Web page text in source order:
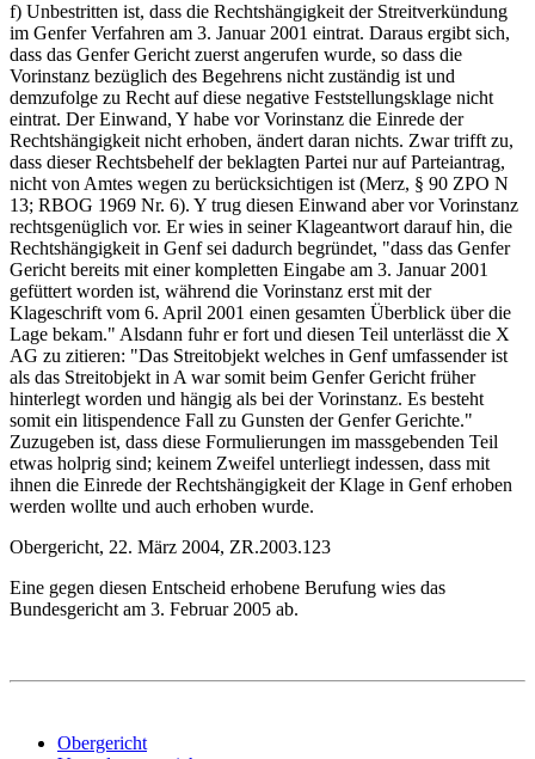
f) Unbestritten ist, dass die Rechtshängigkeit der Streitverkündung
im Genfer Verfahren am 3. Januar 2001 eintrat. Daraus ergibt sich,
dass das Genfer Gericht zuerst angerufen wurde, so dass die
Vorinstanz bezüglich des Begehrens nicht zuständig ist und
demzufolge zu Recht auf diese negative Feststellungsklage nicht
eintrat. Der Einwand, Y habe vor Vorinstanz die Einrede der
Rechtshängigkeit nicht erhoben, ändert daran nichts. Zwar trifft zu,
dass dieser Rechtsbehelf der beklagten Partei nur auf Parteiantrag,
nicht von Amtes wegen zu berücksichtigen ist (Merz, § 90 ZPO N
13; RBOG 1969 Nr. 6). Y trug diesen Einwand aber vor Vorinstanz
rechtsgenüglich vor. Er wies in seiner Klageantwort darauf hin, die
Rechtshängigkeit in Genf sei dadurch begründet, "dass das Genfer
Gericht bereits mit einer kompletten Eingabe am 3. Januar 2001
gefüttert worden ist, während die Vorinstanz erst mit der
Klageschrift vom 6. April 2001 einen gesamten Überblick über die
Lage bekam." Alsdann fuhr er fort und diesen Teil unterlässt die X
AG zu zitieren: "Das Streitobjekt welches in Genf umfassender ist
als das Streitobjekt in A war somit beim Genfer Gericht früher
hinterlegt worden und hängig als bei der Vorinstanz. Es besteht
somit ein litispendence Fall zu Gunsten der Genfer Gerichte."
Zuzugeben ist, dass diese Formulierungen im massgebenden Teil
etwas holprig sind; keinem Zweifel unterliegt indessen, dass mit
ihnen die Einrede der Rechtshängigkeit der Klage in Genf erhoben
werden wollte und auch erhoben wurde.
Obergericht, 22. März 2004, ZR.2003.123
Eine gegen diesen Entscheid erhobene Berufung wies das
Bundesgericht am 3. Februar 2005 ab.
Obergericht